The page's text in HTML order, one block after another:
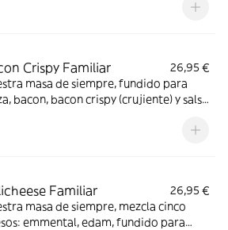
Crispy Familiar
26,95 €
masa de siempre, fundido para
bacon, bacon crispy (crujiente) y salsa
Familiar
26,95 €
masa de siempre, mezcla cinco
emmental, edam, fundido para